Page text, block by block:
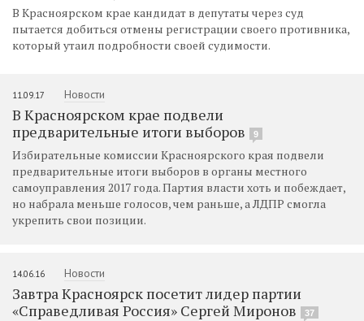
В Красноярском крае кандидат в депутаты через суд
пытается добиться отмены регистрации своего противника,
который утаил подробности своей судимости.
11.09.17 Новости
В Красноярском крае подвели
предварительные итоги выборов
9
Избирательные комиссии Красноярского края подвели
предварительные итоги выборов в органы местного
самоуправления 2017 года. Партия власти хоть и побеждает,
но набрала меньше голосов, чем раньше, а ЛДПР смогла
укрепить свои позиции.
14.06.16 Новости
Завтра Красноярск посетит лидер партии
«Справедливая Россия» Сергей Миронов
37